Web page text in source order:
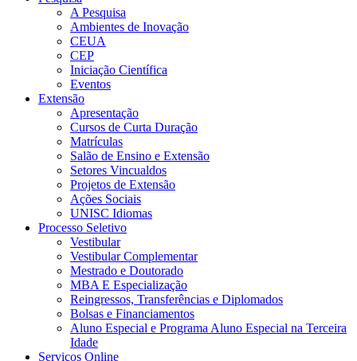
A Pesquisa
Ambientes de Inovação
CEUA
CEP
Iniciação Científica
Eventos
Extensão
Apresentação
Cursos de Curta Duração
Matrículas
Salão de Ensino e Extensão
Setores Vincualdos
Projetos de Extensão
Ações Sociais
UNISC Idiomas
Processo Seletivo
Vestibular
Vestibular Complementar
Mestrado e Doutorado
MBA E Especialização
Reingressos, Transferências e Diplomados
Bolsas e Financiamentos
Aluno Especial e Programa Aluno Especial na Terceira
Idade
Serviços Online